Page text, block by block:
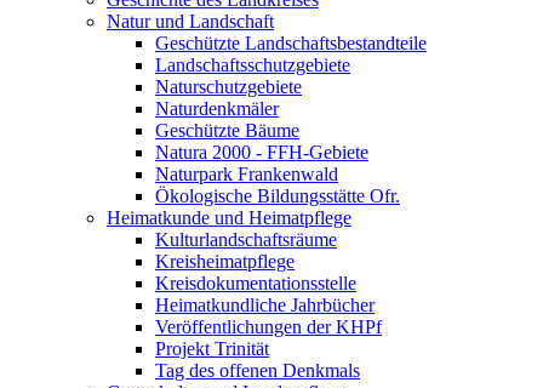
Natur und Landschaft
Geschützte Landschaftsbestandteile
Landschaftsschutzgebiete
Naturschutzgebiete
Naturdenkmäler
Geschützte Bäume
Natura 2000 - FFH-Gebiete
Naturpark Frankenwald
Ökologische Bildungsstätte Ofr.
Heimatkunde und Heimatpflege
Kulturlandschaftsräume
Kreisheimatpflege
Kreisdokumentationsstelle
Heimatkundliche Jahrbücher
Veröffentlichungen der KHPf
Projekt Trinität
Tag des offenen Denkmals